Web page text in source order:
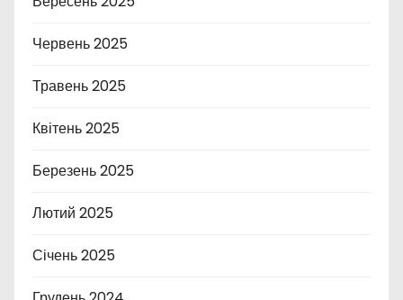
Червень 2025
Травень 2025
Квітень 2025
Березень 2025
Лютий 2025
Січень 2025